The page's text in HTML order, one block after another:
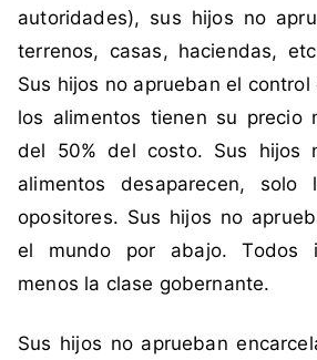
o
n
i
s
t
,
C
b
autoridades), sus hijos no
terrenos, casas, haciendas,
Sus hijos no aprueban el
los alimentos tienen su precio
del 50% del costo. Sus hijos
alimentos desaparecen, solo
opositores. Sus hijos no
el mundo por abajo. Todos
menos la clase gobernante.
Sus hijos no aprueban